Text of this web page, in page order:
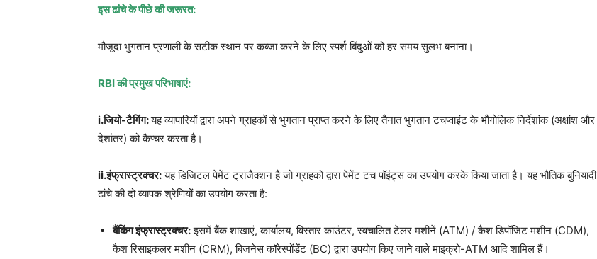
इस ढांचे के पीछे की जरूरत:
मौजूदा भुगतान प्रणाली के सटीक स्थान पर कब्जा करने के लिए स्पर्श बिंदुओं को हर समय सुलभ बनाना।
RBI की प्रमुख परिभाषाएं:
i.जियो-टैगिंग:यह व्यापारियों द्वारा अपने ग्राहकों से भुगतान प्राप्त करने के लिए तैनात भुगतान टचप्वाइंट के भौगोलिक निर्देशांक (अक्षांश और
देशांतर) को कैप्चर करता है।
ii.इंफ्रास्ट्रक्चर:यह डिजिटल पेमेंट ट्रांजैक्शन है जो ग्राहकों द्वारा पेमेंट टच पॉइंट्स का उपयोग करके किया जाता है। यह भौतिक बुनियादी
ढांचे की दो व्यापक श्रेणियों का उपयोग करता है:
बैंकिंग इंफ्रास्ट्रक्चर:इसमें बैंक शाखाएं, कार्यालय, विस्तार काउंटर, स्वचालित टेलर मशीनें (ATM) / कैश डिपॉजिट मशीन (CDM),
कैश रिसाइकलर मशीन (CRM), बिजनेस कॉरेस्पोंडेंट (BC) द्वारा उपयोग किए जाने वाले माइक्रो-ATM आदि शामिल हैं।